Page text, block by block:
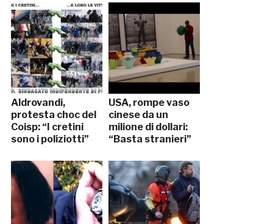
Aldrovandi,
protesta choc del
Coisp: “I cretini
sono i poliziotti”
USA, rompe vaso
cinese da un
milione di dollari:
“Basta stranieri”